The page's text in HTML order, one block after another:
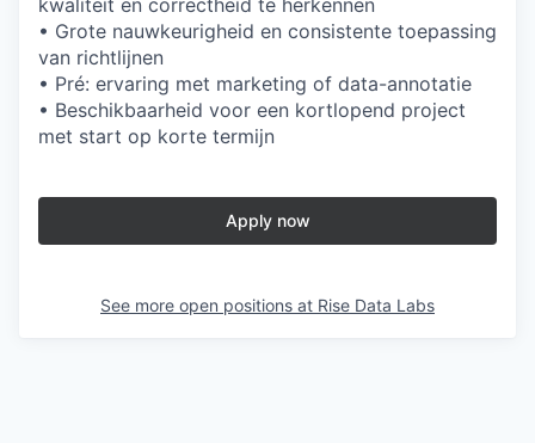
kwaliteit en correctheid te herkennen
• Grote nauwkeurigheid en consistente toepassing
van richtlijnen
• Pré: ervaring met marketing of data-annotatie
• Beschikbaarheid voor een kortlopend project
met start op korte termijn
Apply now
See more open positions at Rise Data Labs